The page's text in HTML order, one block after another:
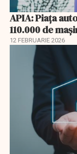
APIA: Piața
110.000 de
12 FEBRUARIE 2026
EXCLUSIV